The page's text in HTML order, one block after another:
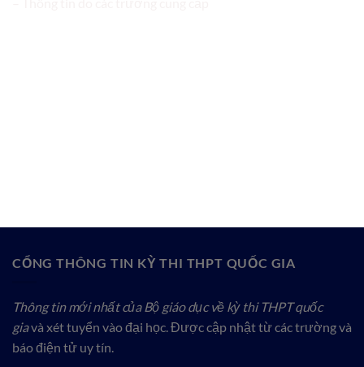
CỔNG THÔNG TIN KỲ THI THPT QUỐC GIA
Thông tin mới nhất của Bộ giáo dục về kỳ thi THPT quốc
giavà xét tuyển vào đại học. Được cập nhật từ các trường và
báo điện tử uy tín.